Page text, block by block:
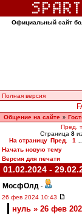
Официальный сайт
Полная версия
Общение на сайте »
Пред.
Страница 8
На страницу Пред. 1
Начать новую тему
Версия для печати
01.02.2024 -
МосфОлд -
26 фев 2024 10:43
нуль » 26 фев